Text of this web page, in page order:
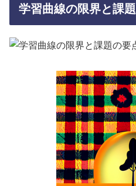
学習曲線の限界と課題